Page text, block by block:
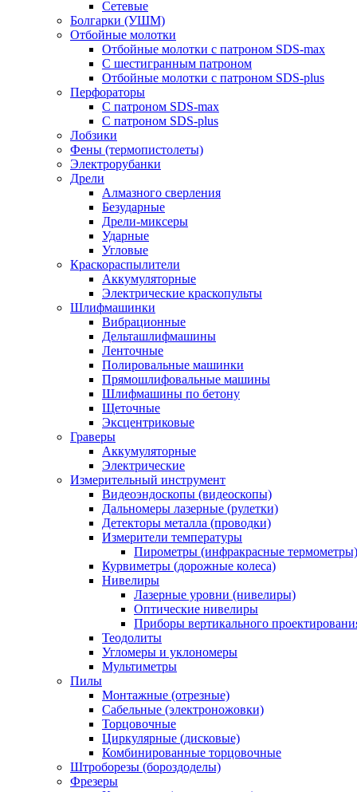
Сетевые
Болгарки (УШМ)
Отбойные молотки
Отбойные молотки с патроном SDS-max
С шестигранным патроном
Отбойные молотки с патроном SDS-plus
Перфораторы
С патроном SDS-max
С патроном SDS-plus
Лобзики
Фены (термопистолеты)
Электрорубанки
Дрели
Алмазного сверления
Безударные
Дрели-миксеры
Ударные
Угловые
Краскораспылители
Аккумуляторные
Электрические краскопульты
Шлифмашинки
Вибрационные
Дельташлифмашины
Ленточные
Полировальные машинки
Прямошлифовальные машины
Шлифмашины по бетону
Щеточные
Эксцентриковые
Граверы
Аккумуляторные
Электрические
Измерительный инструмент
Видеоэндоскопы (видеоскопы)
Дальномеры лазерные (рулетки)
Детекторы металла (проводки)
Измерители температуры
Пирометры (инфракрасные термометры)
Курвиметры (дорожные колеса)
Нивелиры
Лазерные уровни (нивелиры)
Оптические нивелиры
Приборы вертикального
Теодолиты
Угломеры и уклономеры
Мультиметры
Пилы
Монтажные (отрезные)
Сабельные (электроножовки)
Торцовочные
Циркулярные (дисковые)
Комбинированные торцовочные
Штроборезы (бороздоделы)
Фрезеры